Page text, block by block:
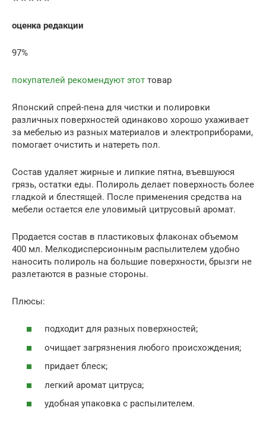
оценка редакции
97%
покупателей рекомендуют этот товар
Японский спрей-пена для чистки и полировки
различных поверхностей одинаково хорошо ухаживает
за мебелью из разных материалов и электроприборами,
помогает очистить и натереть пол.
Состав удаляет жирные и липкие пятна, въевшуюся
грязь, остатки еды. Полироль делает поверхность более
гладкой и блестящей. После применения средства на
мебели остается еле уловимый цитрусовый аромат.
Продается состав в пластиковых флаконах объемом
400 мл. Мелкодисперсионным распылителем удобно
наносить полироль на большие поверхности, брызги не
разлетаются в разные стороны.
Плюсы:
подходит для разных поверхностей;
очищает загрязнения любого происхождения;
придает блеск;
легкий аромат цитруса;
удобная упаковка с распылителем.